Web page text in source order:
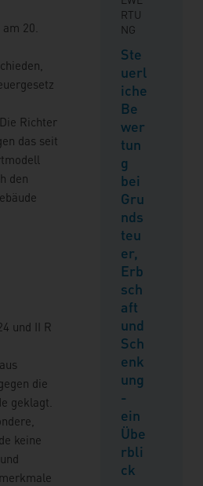
20.
Richter
das seit
den
und II R
die
geklagt.
keine
RTU
NG
Ste
uerl
iche
Be
wer
tun
g
bei
Gru
nds
teu
er,
Erb
sch
aft
und
Sch
enk
ung
-
ein
Übe
rbli
ck